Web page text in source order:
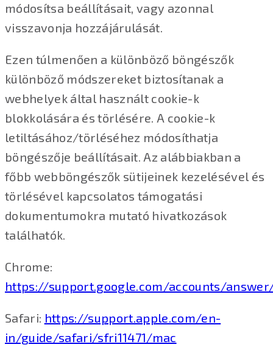
módosítsa beállításait, vagy azonnal
visszavonja hozzájárulását.
Ezen túlmenően a különböző böngészők
különböző módszereket biztosítanak a
webhelyek által használt cookie-k
blokkolására és törlésére. A cookie-k
letiltásához/törléséhez módosíthatja
böngészője beállításait. Az alábbiakban a
főbb webböngészők sütijeinek kezelésével és
törlésével kapcsolatos támogatási
dokumentumokra mutató hivatkozások
találhatók.
Chrome:
https://support.google.com/accounts/
Safari: https://support.apple.com/en-
in/guide/safari/sfri11471/mac